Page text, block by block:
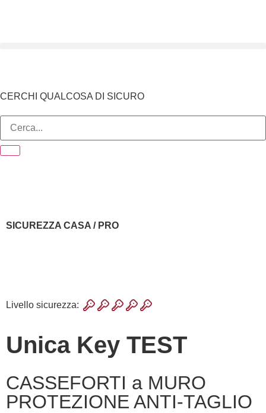
CERCHI QUALCOSA DI SICURO
SICUREZZA CASA / PRO
Livello sicurezza:
Unica Key TEST
CASSEFORTI a MURO
PROTEZIONE ANTI-TAGLIO